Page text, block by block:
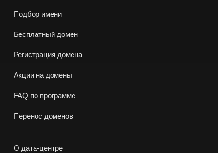
Подбор имени
Бесплатный домен
Регистрация домена
Акции на домены
FAQ по программе
Перенос доменов
О дата-центре